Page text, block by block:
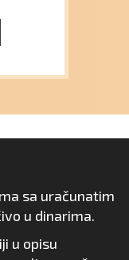
sa uračunatim
u dinarima.
u opisu